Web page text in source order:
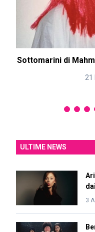
Sottomarini di
21
ULTIME NEWS
3